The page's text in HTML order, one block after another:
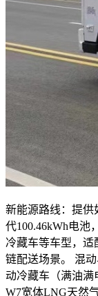
新能源路线：提供
代100.46kWh电池
冷藏车等车型，适
链配送场景。 混
动冷藏车（满油满
W7宽体LNG天然